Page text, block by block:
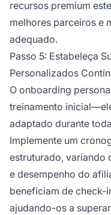
recursos premium
melhores parceiros e
adequado.
Passo 5: Estabeleça
Personalizados
O onboarding
treinamento
adaptado durante
Implemente um
estruturado, variando
e desempenho do
beneficiam de check-
ajudando-os a